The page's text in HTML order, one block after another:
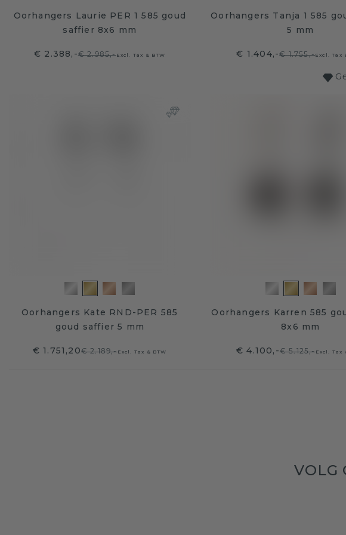
Oorhangers Laurie PER 1 585 goud
saffier 8x6 mm
€ 2.388,-€ 2.985,-Excl. Tax & BTW
Oorhangers Tanja 1 585
5 mm
€ 1.404,-€ 1.755,-Excl. Tax
Oorhangers Kate RND-PER 585
goud saffier 5 mm
€ 1.751,20€ 2.189,-Excl. Tax & BTW
Oorhangers Karren 585
8x6 mm
€ 4.100,-€ 5.125,-Excl. Tax
VOLG